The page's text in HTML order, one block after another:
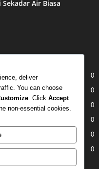
Air Biasa
0
0
0
0
0
0
deliver
You can choose
. Click Accept
non-essential cookies.